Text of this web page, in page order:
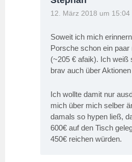
12. März 2018 um 15:04
Soweit ich mich
Porsche schon ein
(~205 € afaik). Ich
brav auch über
Ich wollte damit nur
mich über mich selber
damals so hypen ließ,
600€ auf den Tisch
450€ reichen würden.